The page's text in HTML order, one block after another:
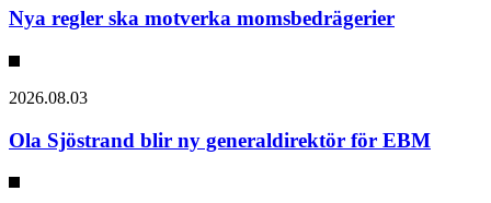
Nya regler ska motverka momsbedrägerier
2026.08.03
Ola Sjöstrand blir ny generaldirektör för EBM